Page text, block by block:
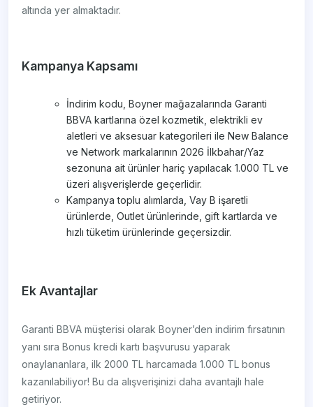
altında yer almaktadır.
Kampanya Kapsamı
İndirim kodu, Boyner mağazalarında Garanti
BBVA kartlarına özel kozmetik, elektrikli ev
aletleri ve aksesuar kategorileri ile New Balance
ve Network markalarının 2026 İlkbahar/Yaz
sezonuna ait ürünler hariç yapılacak 1.000 TL ve
üzeri alışverişlerde geçerlidir.
Kampanya toplu alımlarda, Vay B işaretli
ürünlerde, Outlet ürünlerinde, gift kartlarda ve
hızlı tüketim ürünlerinde geçersizdir.
Ek Avantajlar
Garanti BBVA müşterisi olarak Boyner’den indirim fırsatının
yanı sıra Bonus kredi kartı başvurusu yaparak
onaylananlara, ilk 2000 TL harcamada 1.000 TL bonus
kazanılabiliyor! Bu da alışverişinizi daha avantajlı hale
getiriyor.